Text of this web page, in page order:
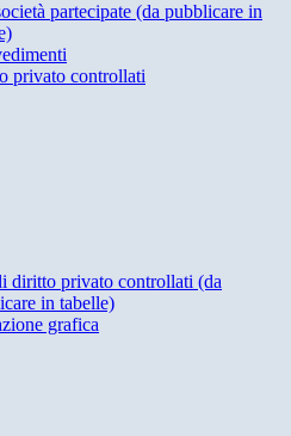
partecipate (da pubblicare in
privato controllati
diritto privato controllati (da
in tabelle)
grafica